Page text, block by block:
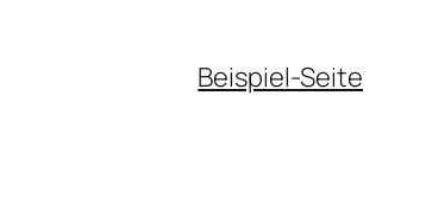
Beispiel-Seite